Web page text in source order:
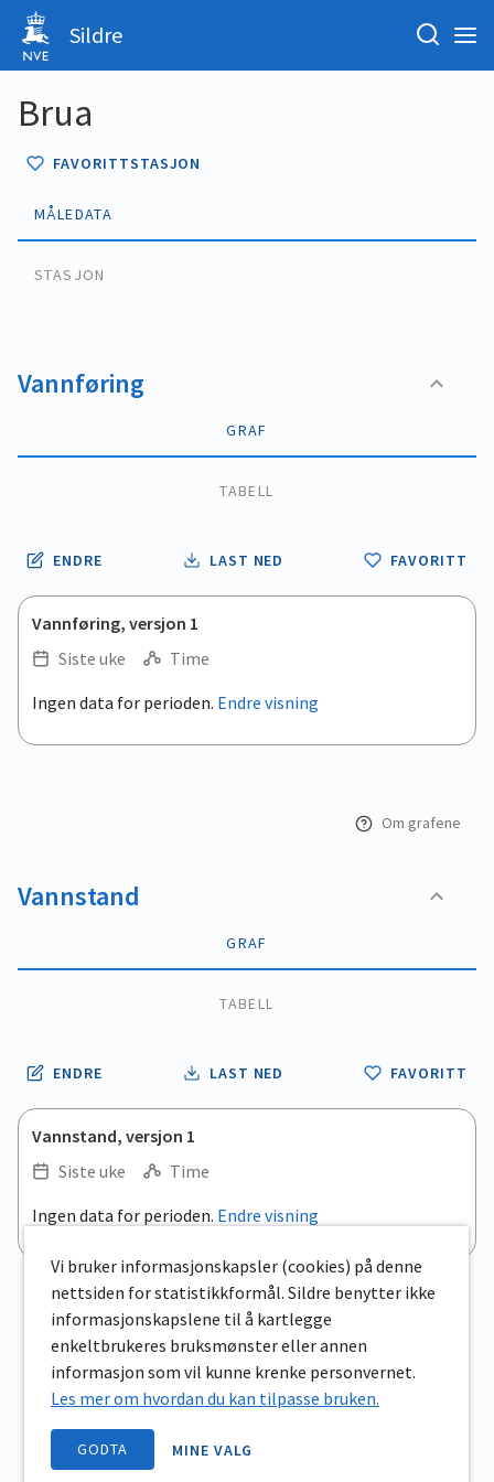
Sildre
Brua
FAVORITTSTASJON
MÅLEDATA
STASJON
Vannføring
GRAF
TABELL
ENDRE LAST NED FAVORITT
Vannføring, versjon 1
Siste uke
Time
.
View as data table, .
Ingen data for perioden. Endre visning
Om grafene
Vannstand
GRAF
TABELL
ENDRE LAST NED FAVORITT
Vannstand, versjon 1
Siste uke
Time
.
View as data table, .
Ingen data for perioden. Endre visning
Vi bruker informasjonskapsler (cookies) på denne
nettsiden for statistikkformål. Sildre benytter ikke
informasjonskapslene til å kartlegge
enkeltbrukeres bruksmønster eller annen
informasjon som vil kunne krenke personvernet.
Les mer om hvordan du kan tilpasse bruken.
GODTA MINE VALG